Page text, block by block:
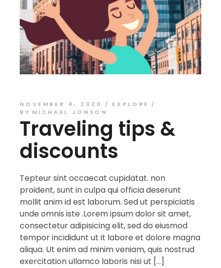
NOVEMBER 4, 2020
EXPLORE
BY MICHAEL JONSON
Traveling tips &
discounts
Tepteur sint occaecat cupidatat. non
proident, sunt in culpa qui officia deserunt
mollit anim id est laborum. Sed ut perspiciatis
unde omnis iste .Lorem ipsum dolor sit amet,
consectetur adipisicing elit, sed do eiusmod
tempor incididunt ut it labore et dolore magna
aliqua. Ut enim ad minim veniam, quis nostrud
exercitation ullamco laboris nisi ut […]